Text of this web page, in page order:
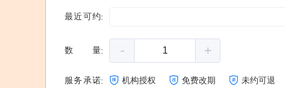
最近可约:
数量: - +
服务承诺: 机构授权 免费改期 未约可退